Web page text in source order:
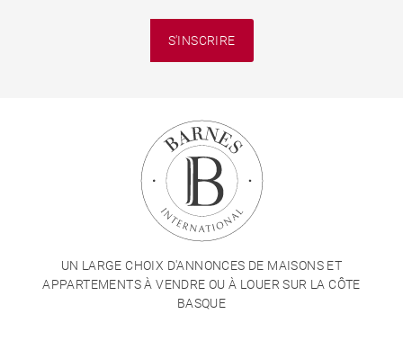
S'INSCRIRE
UN LARGE CHOIX D'ANNONCES DE MAISONS ET
APPARTEMENTS À VENDRE OU À LOUER SUR LA CÔTE
BASQUE